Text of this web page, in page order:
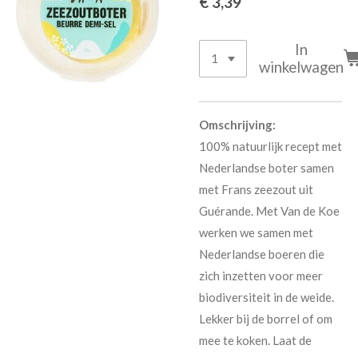
In
winkelwagen
Omschrijving:
100% natuurlijk recept met
Nederlandse boter samen
met Frans zeezout uit
Guérande. Met Van de Koe
werken we samen met
Nederlandse boeren die
zich inzetten voor meer
biodiversiteit in de weide.
Lekker bij de borrel of om
mee te koken. Laat de